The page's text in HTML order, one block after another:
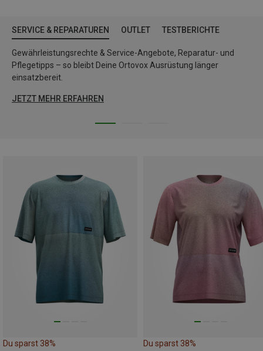
SERVICE & REPARATUREN OUTLET TESTBERICHTE
Gewährleistungsrechte & Service-Angebote, Reparatur- und
Pflegetipps – so bleibt Deine Ortovox Ausrüstung länger
einsatzbereit.
JETZT MEHR ERFAHREN
Du sparst 38% Du sparst 38%